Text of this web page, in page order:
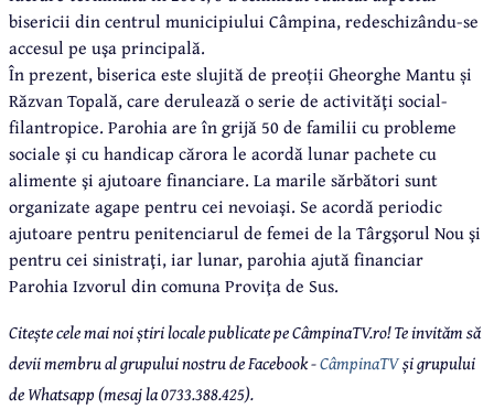
bisericii din centrul municipiului Câmpina, redeschizându-se
accesul pe uşa principală.
În prezent, biserica este slujită de preoții Gheorghe Mantu și
Răzvan Topală, care derulează o serie de activităţi social-
filantropice. Parohia are în grijă 50 de familii cu probleme
sociale şi cu handicap cărora le acordă lunar pachete cu
alimente şi ajutoare financiare. La marile sărbători sunt
organizate agape pentru cei nevoiaşi. Se acordă periodic
ajutoare pentru penitenciarul de femei de la Târgşorul Nou şi
pentru cei sinistraţi, iar lunar, parohia ajută financiar
Parohia Izvorul din comuna Proviţa de Sus.
Citește cele mai noi știri locale publicate pe CâmpinaTV.ro! Te invităm să
devii membru al grupului nostru de Facebook -CâmpinaTVși grupului
de Whatsapp (mesaj la 0733.388.425).